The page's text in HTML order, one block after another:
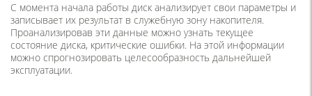
C момента начала работы диск анализирует свои параметры и
записывает их результат в служебную зону накопителя.
Проанализировав эти данные можно узнать текущее
состояние диска, критические ошибки. На этой информации
можно спрогнозировать целесообразность дальнейшей
эксплуатации.